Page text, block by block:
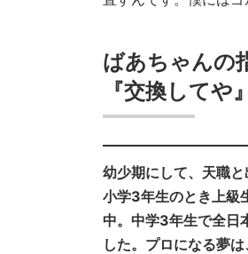
ばあちゃんの
『交換して
幼少期にして、天職と
小学3年生のとき上級
中。中学3年生で全日
した。プロになる夢